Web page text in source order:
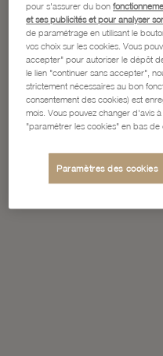
pour s'assurer du bon
et ses publicités et pour analyser
de paramétrage en utilisant le
vos choix sur les cookies. Vous
accepter" pour autoriser le dépôt
le lien "continuer sans accepter",
strictement nécessaires au bon
consentement des cookies) est
mois. Vous pouvez changer d'avis
"paramétrer les cookies" en bas de
Paramètres des cookies